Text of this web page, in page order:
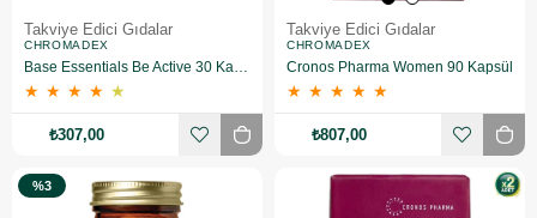
Takviye Edici Gıdalar
CHROMADEX
Base Essentials Be Active 30 Kapsül
★ ★ ★ ★ ★
₺307,00
Takviye Edici Gıdalar
CHROMADEX
Cronos Pharma Women 90 Kapsül
★ ★ ★ ★ ★
₺807,00
%3